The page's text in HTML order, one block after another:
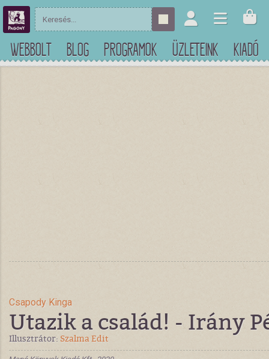
WEBBOLT BLOG PROGRAMOK ÜZLETEINK KIADÓ
Csapody Kinga
Utazik a család! - Irány
Illusztrátor: Szalma Edit